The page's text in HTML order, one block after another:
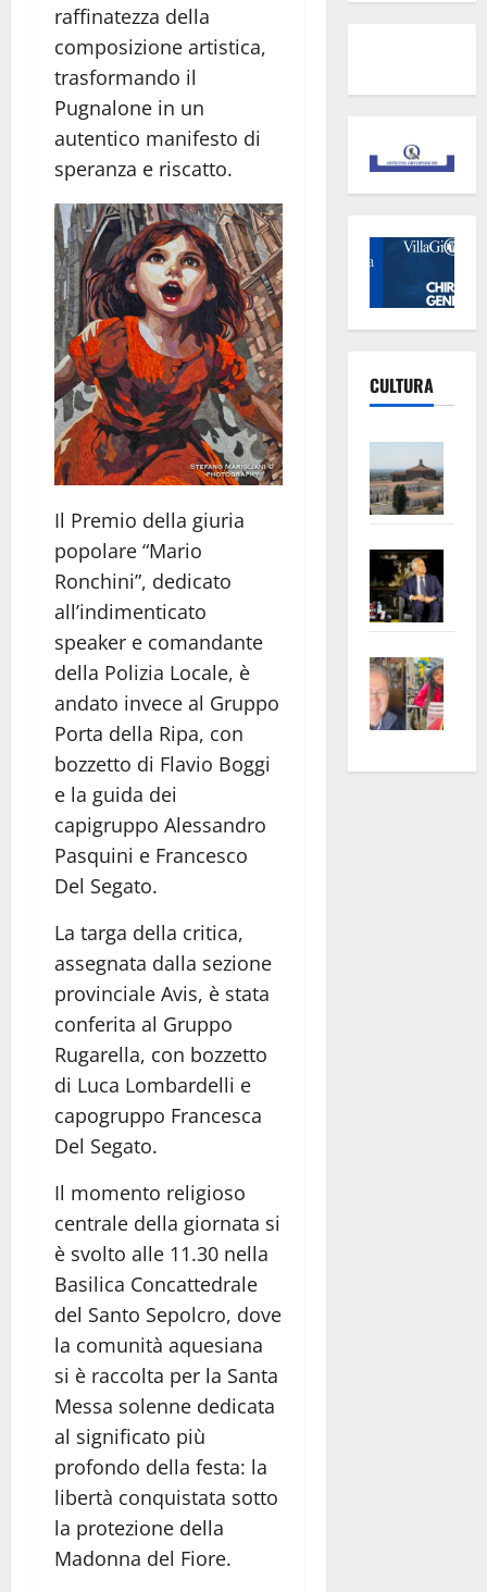
raffinatezza della
composizione artistica,
trasformando il
Pugnalone in un
autentico manifesto di
speranza e riscatto.
Il Premio della giuria
popolare “Mario
Ronchini”, dedicato
all’indimenticato
speaker e comandante
della Polizia Locale, è
andato invece al Gruppo
Porta della Ripa, con
bozzetto di Flavio Boggi
e la guida dei
capigruppo Alessandro
Pasquini e Francesco
Del Segato.
La targa della critica,
assegnata dalla sezione
provinciale Avis, è stata
conferita al Gruppo
Rugarella, con bozzetto
di Luca Lombardelli e
capogruppo Francesca
Del Segato.
Il momento religioso
centrale della giornata si
è svolto alle 11.30 nella
Basilica Concattedrale
del Santo Sepolcro, dove
la comunità aquesiana
si è raccolta per la Santa
Messa solenne dedicata
al significato più
profondo della festa: la
libertà conquistata sotto
la protezione della
Madonna del Fiore.
CULTURA
euro
apre